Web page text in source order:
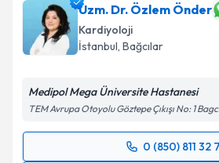
Uzm. Dr. Özlem Önder
Kardiyoloji
İstanbul, Bağcılar
Medipol Mega Üniversite Hastanesi
TEM Avrupa Otoyolu Göztepe Çıkışı No: 1
0 (850) 811 32
Randevu Takvimi Talebi